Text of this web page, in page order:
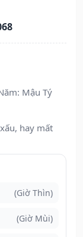
Mậu Tý
hay mất
(Giờ Thìn)
(Giờ Mùi)